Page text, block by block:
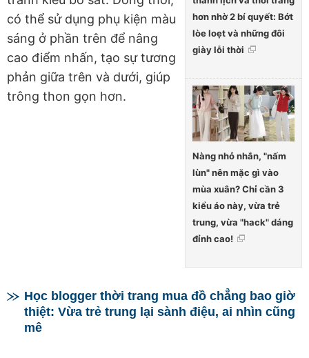
hơn nhờ 2 bí quyết: Bớt
lòe loẹt và những đôi
giày lỗi thời
Nàng nhỏ nhắn, "nấm
lùn" nên mặc gì vào
mùa xuân? Chỉ cần 3
kiểu áo này, vừa trẻ
trung, vừa "hack" dáng
đỉnh cao!
có thể sử dụng phụ kiện màu
sáng ở phần trên để nâng
cao điểm nhấn, tạo sự tương
phản giữa trên và dưới, giúp
trông thon gọn hơn.
Học blogger thời trang mua đồ chẳng bao giờ
thiệt: Vừa trẻ trung lại sành điệu, ai nhìn cũng
mê